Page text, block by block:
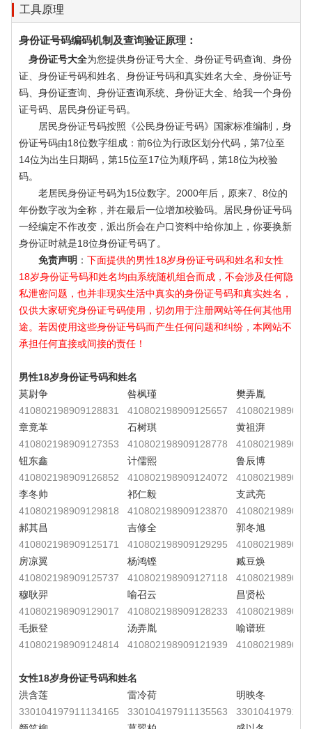
工具原理
身份证号码编码机制及查询验证原理：
身份证号大全为您提供身份证号大全、身份证号码查询、身份
证、身份证号码和姓名、身份证号码和真实姓名大全、身份证号
码、身份证查询、身份证查询系统、身份证大全、给我一个身份
证号码、居民身份证号码。
居民身份证号码按照《公民身份证号码》国家标准编制，身
份证号码由18位数字组成：前6位为行政区划分代码，第7位至
14位为出生日期码，第15位至17位为顺序码，第18位为校验
码。
老居民身份证号码为15位数字。2000年后，原来7、8位的
年份数字改为全称，并在最后一位增加校验码。居民身份证号码
一经编定不作改变，派出所会在户口资料中给你加上，你要换新
身份证时就是18位身份证号码了。
免责声明 ： 下面提供的男性18岁身份证号码和姓名和女性
18岁身份证号码和姓名均由系统随机组合而成，不会涉及任何隐
私泄密问题，也并非现实生活中真实的身份证号码和真实姓名，
仅供大家研究身份证号码使用，切勿用于注册网站等任何其他用
途。若因使用这些身份证号码而产生任何问题和纠纷，本网站不
承担任何直接或间接的责任！
男性18岁身份证号码和姓名
莫尉争
410802198909128831
咎枫瑾
410802198909125657
樊弄胤
章竟革
410802198909127353
石树琪
410802198909128778
黄祖湃
钮东鑫
410802198909126852
计儒熙
410802198909124072
鲁辰博
李冬帅
410802198909129818
祁仁毅
410802198909123870
支武亮
郝其昌
410802198909125171
吉修全
410802198909129295
郭冬旭
房凉翼
410802198909125737
杨鸿铿
410802198909127118
臧豆焕
穆耿羿
410802198909129017
喻召云
410802198909128233
昌贤松
毛振登
410802198909124814
汤弄胤
410802198909121939
喻谱班
女性18岁身份证号码和姓名
洪含莲
330104197911134165
雷冷荷
330104197911135563
明映冬